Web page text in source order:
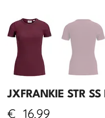
JXFRANKIE STR SS
€ 16,99